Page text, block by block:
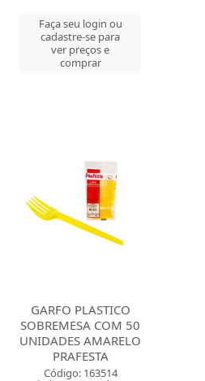
Faça seu login ou
cadastre-se para
ver preços e
comprar
GARFO PLASTICO
SOBREMESA COM 50
UNIDADES AMARELO
PRAFESTA
Código: 163514